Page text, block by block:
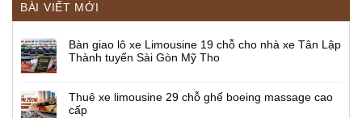
BÀI VIẾT MỚI
Bàn giao lô xe Limousine 19 chỗ cho nhà xe Tân Lập
Thành tuyến Sài Gòn Mỹ Tho
Thuê xe limousine 29 chỗ ghế boeing massage cao
cấp